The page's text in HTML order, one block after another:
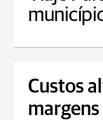
Custos